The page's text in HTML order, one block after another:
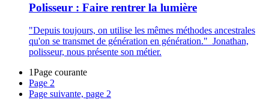
Polisseur : Faire rentrer la lumière
"Depuis toujours, on utilise les mêmes méthodes ancestrales
qu'on se transmet de génération en génération." Jonathan,
polisseur, nous présente son métier.
1Page courante
Page 2
Page suivante, page 2